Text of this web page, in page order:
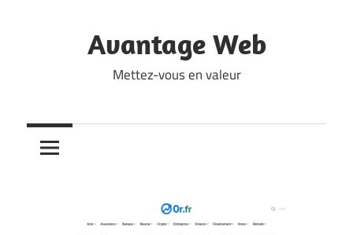
Avantage Web
Mettez-vous en valeur